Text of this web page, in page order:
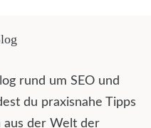
rund um SEO und
du praxisnahe Tipps
aus der Welt der